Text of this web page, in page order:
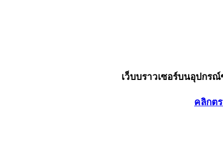
เว็บบราวเซอร์บนอุปกร
คลิกต